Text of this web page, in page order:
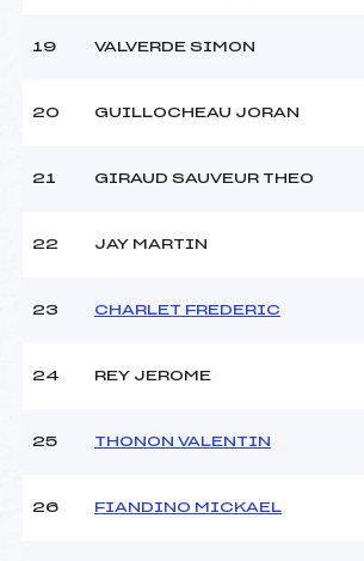
19 VALVERDE SIMON
20 GUILLOCHEAU JORAN
21 GIRAUD SAUVEUR THEO
22 JAY MARTIN
23 CHARLET FREDERIC
24 REY JEROME
25 THONON VALENTIN
26 FIANDINO MICKAEL